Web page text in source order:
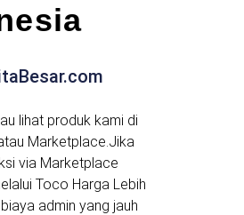
lihat produk kami di
Marketplace.Jika
via Marketplace
Toco Harga Lebih
admin yang jauh